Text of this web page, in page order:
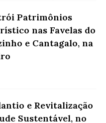
Patrimônios
nas Favelas do
e Cantagalo, na
e Revitalização
Sustentável, no